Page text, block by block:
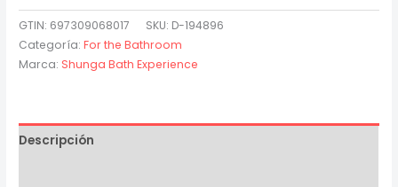
cantidad
GTIN: 697309068017 SKU: D-194896
Categoría:For the Bathroom
Marca: Shunga Bath Experience
Descripción